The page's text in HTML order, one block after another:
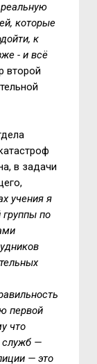
которые
к
- и всё
второй
в задачи
учения я
группы по
первой
что
служб —
— это